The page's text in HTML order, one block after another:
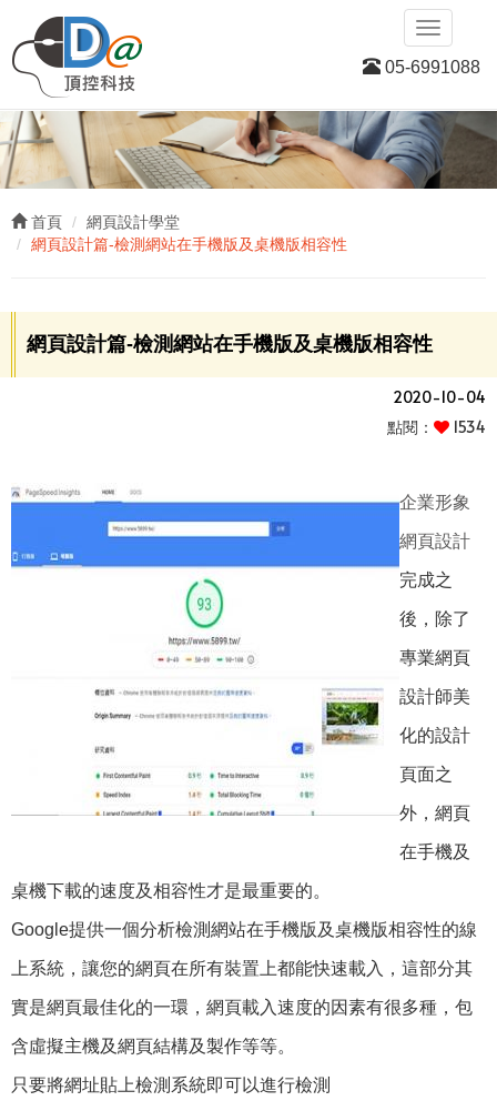
Toggle
D
05-6991088
首頁
網頁設計學堂
網頁設計篇-檢測網站在手機版及桌機版相容性
網頁設計篇-檢測網站在手機版及桌機版相容性
2020-10-04
點閱：
1534
企業形象
網頁設計
完成之
後，除了
專業網頁
設計師美
化的設計
頁面之
外，網頁
在手機及
桌機下載的速度及相容性才是最重要的。
Google提供一個分析檢測網站在手機版及桌機版相容性的線
上系統，讓您的網頁在所有裝置上都能快速載入，這部分其
實是網頁最佳化的一環，網頁載入速度的因素有很多種，包
含虛擬主機及網頁結構及製作等等。
只要將網址貼上檢測系統即可以進行檢測